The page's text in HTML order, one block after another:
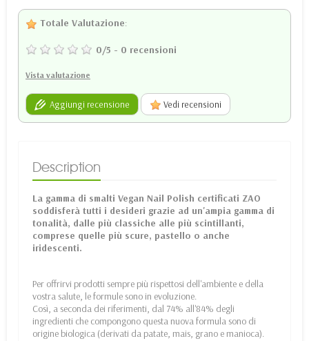
Totale Valutazione:
0/5 - 0 recensioni
Vista valutazione
Aggiungi recensione Vedi recensioni
Description
La gamma di smalti Vegan Nail Polish certificati ZAO
soddisferà tutti i desideri grazie ad un'ampia gamma di
tonalità, dalle più classiche alle più scintillanti,
comprese quelle più scure, pastello o anche
iridescenti.
Per offrirvi prodotti sempre più rispettosi dell'ambiente e della
vostra salute, le formule sono in evoluzione.
Così, a seconda dei riferimenti, dal 74% all'84% degli
ingredienti che compongono questa nuova formula sono di
origine biologica (derivati da patate, mais, grano e manioca).